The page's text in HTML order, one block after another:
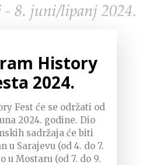
History
2024.
Fest će se održati od
2024. godine. Dio
sadržaja će biti
u Sarajevu (od 4. do 7.
u Mostaru (od 7. do 9.